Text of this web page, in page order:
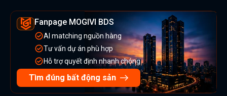
Fanpage MOGIVI BDS
AI matching nguồn hàng
Tư vấn dự án phù hợp
Hỗ trợ quyết định nhanh chóng
Tìm đúng bất động sản